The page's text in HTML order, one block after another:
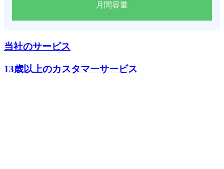
月間容量
当社のサービス
13歳以上のカスタマーサービス